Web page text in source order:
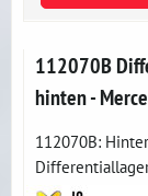
112070B
hinten -
112070B: